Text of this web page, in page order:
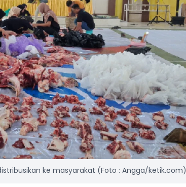
ke masyarakat (Foto : Angga/ketik.com)